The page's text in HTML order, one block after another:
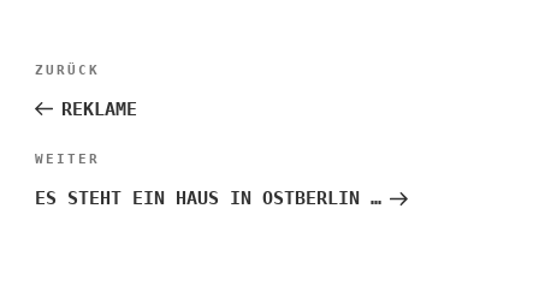
Beitragsnavigation
Vorheriger
Beitrag
ZURÜCK
REKLAME
Nächster
Beitrag
WEITER
ES STEHT EIN HAUS IN OSTBERLIN …